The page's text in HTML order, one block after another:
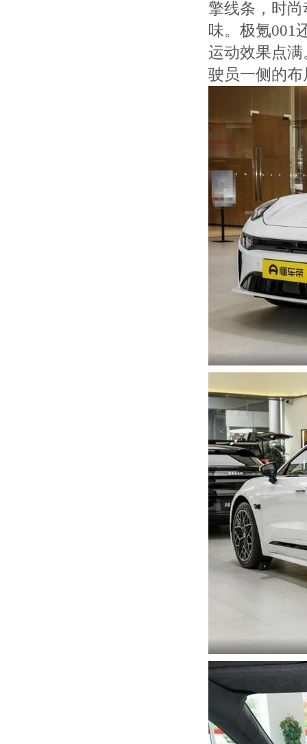
擎线条，时
味。极氪001
运动效果点
驶员一侧的